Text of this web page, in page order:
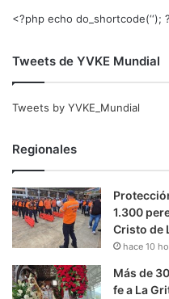
<?php echo do_shortcode(‘‘);
Tweets de YVKE Mundial
Tweets by YVKE_Mundial
Regionales
1.300
Cristo de
hace 10
Más de
fe a La